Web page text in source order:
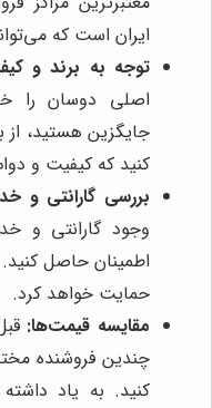
ایران است که
توجه به برند و
اصلی دوسان را
جایگزین هستید، از
کنید که کیفیت و
بررسی گارانتی و
وجود گارانتی و
اطمینان حاصل
حمایت خواهد کرد.
مقایسه قیمت‌ها:
چندین فروشنده
کنید. به یاد